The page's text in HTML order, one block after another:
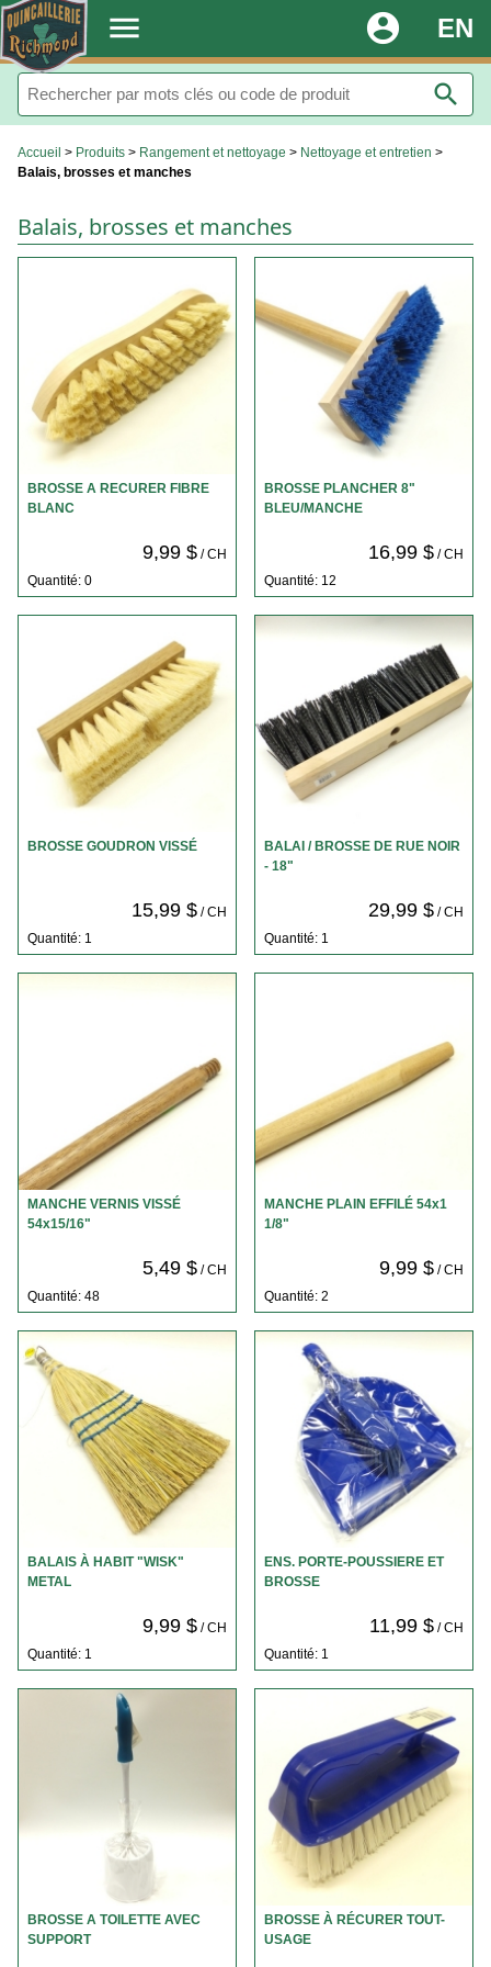
. menu EN
account_circle
search
Accueil > Produits > Rangement et nettoyage > Nettoyage et entretien >
Balais, brosses et manches
Balais, brosses et manches
BROSSE A RECURER FIBRE
BLANC
9,99 $/ CH
Quantité: 0
BROSSE PLANCHER 8"
BLEU/MANCHE
16,99 $/ CH
Quantité: 12
BROSSE GOUDRON VISSÉ
15,99 $/ CH
Quantité: 1
BALAI / BROSSE DE RUE NOIR
- 18"
29,99 $/ CH
Quantité: 1
MANCHE VERNIS VISSÉ
54x15/16"
5,49 $/ CH
Quantité: 48
MANCHE PLAIN EFFILÉ 54x1
1/8"
9,99 $/ CH
Quantité: 2
BALAIS À HABIT "WISK"
METAL
9,99 $/ CH
Quantité: 1
ENS. PORTE-POUSSIERE ET
BROSSE
11,99 $/ CH
Quantité: 1
BROSSE A TOILETTE AVEC
SUPPORT
BROSSE À RÉCURER TOUT-
USAGE